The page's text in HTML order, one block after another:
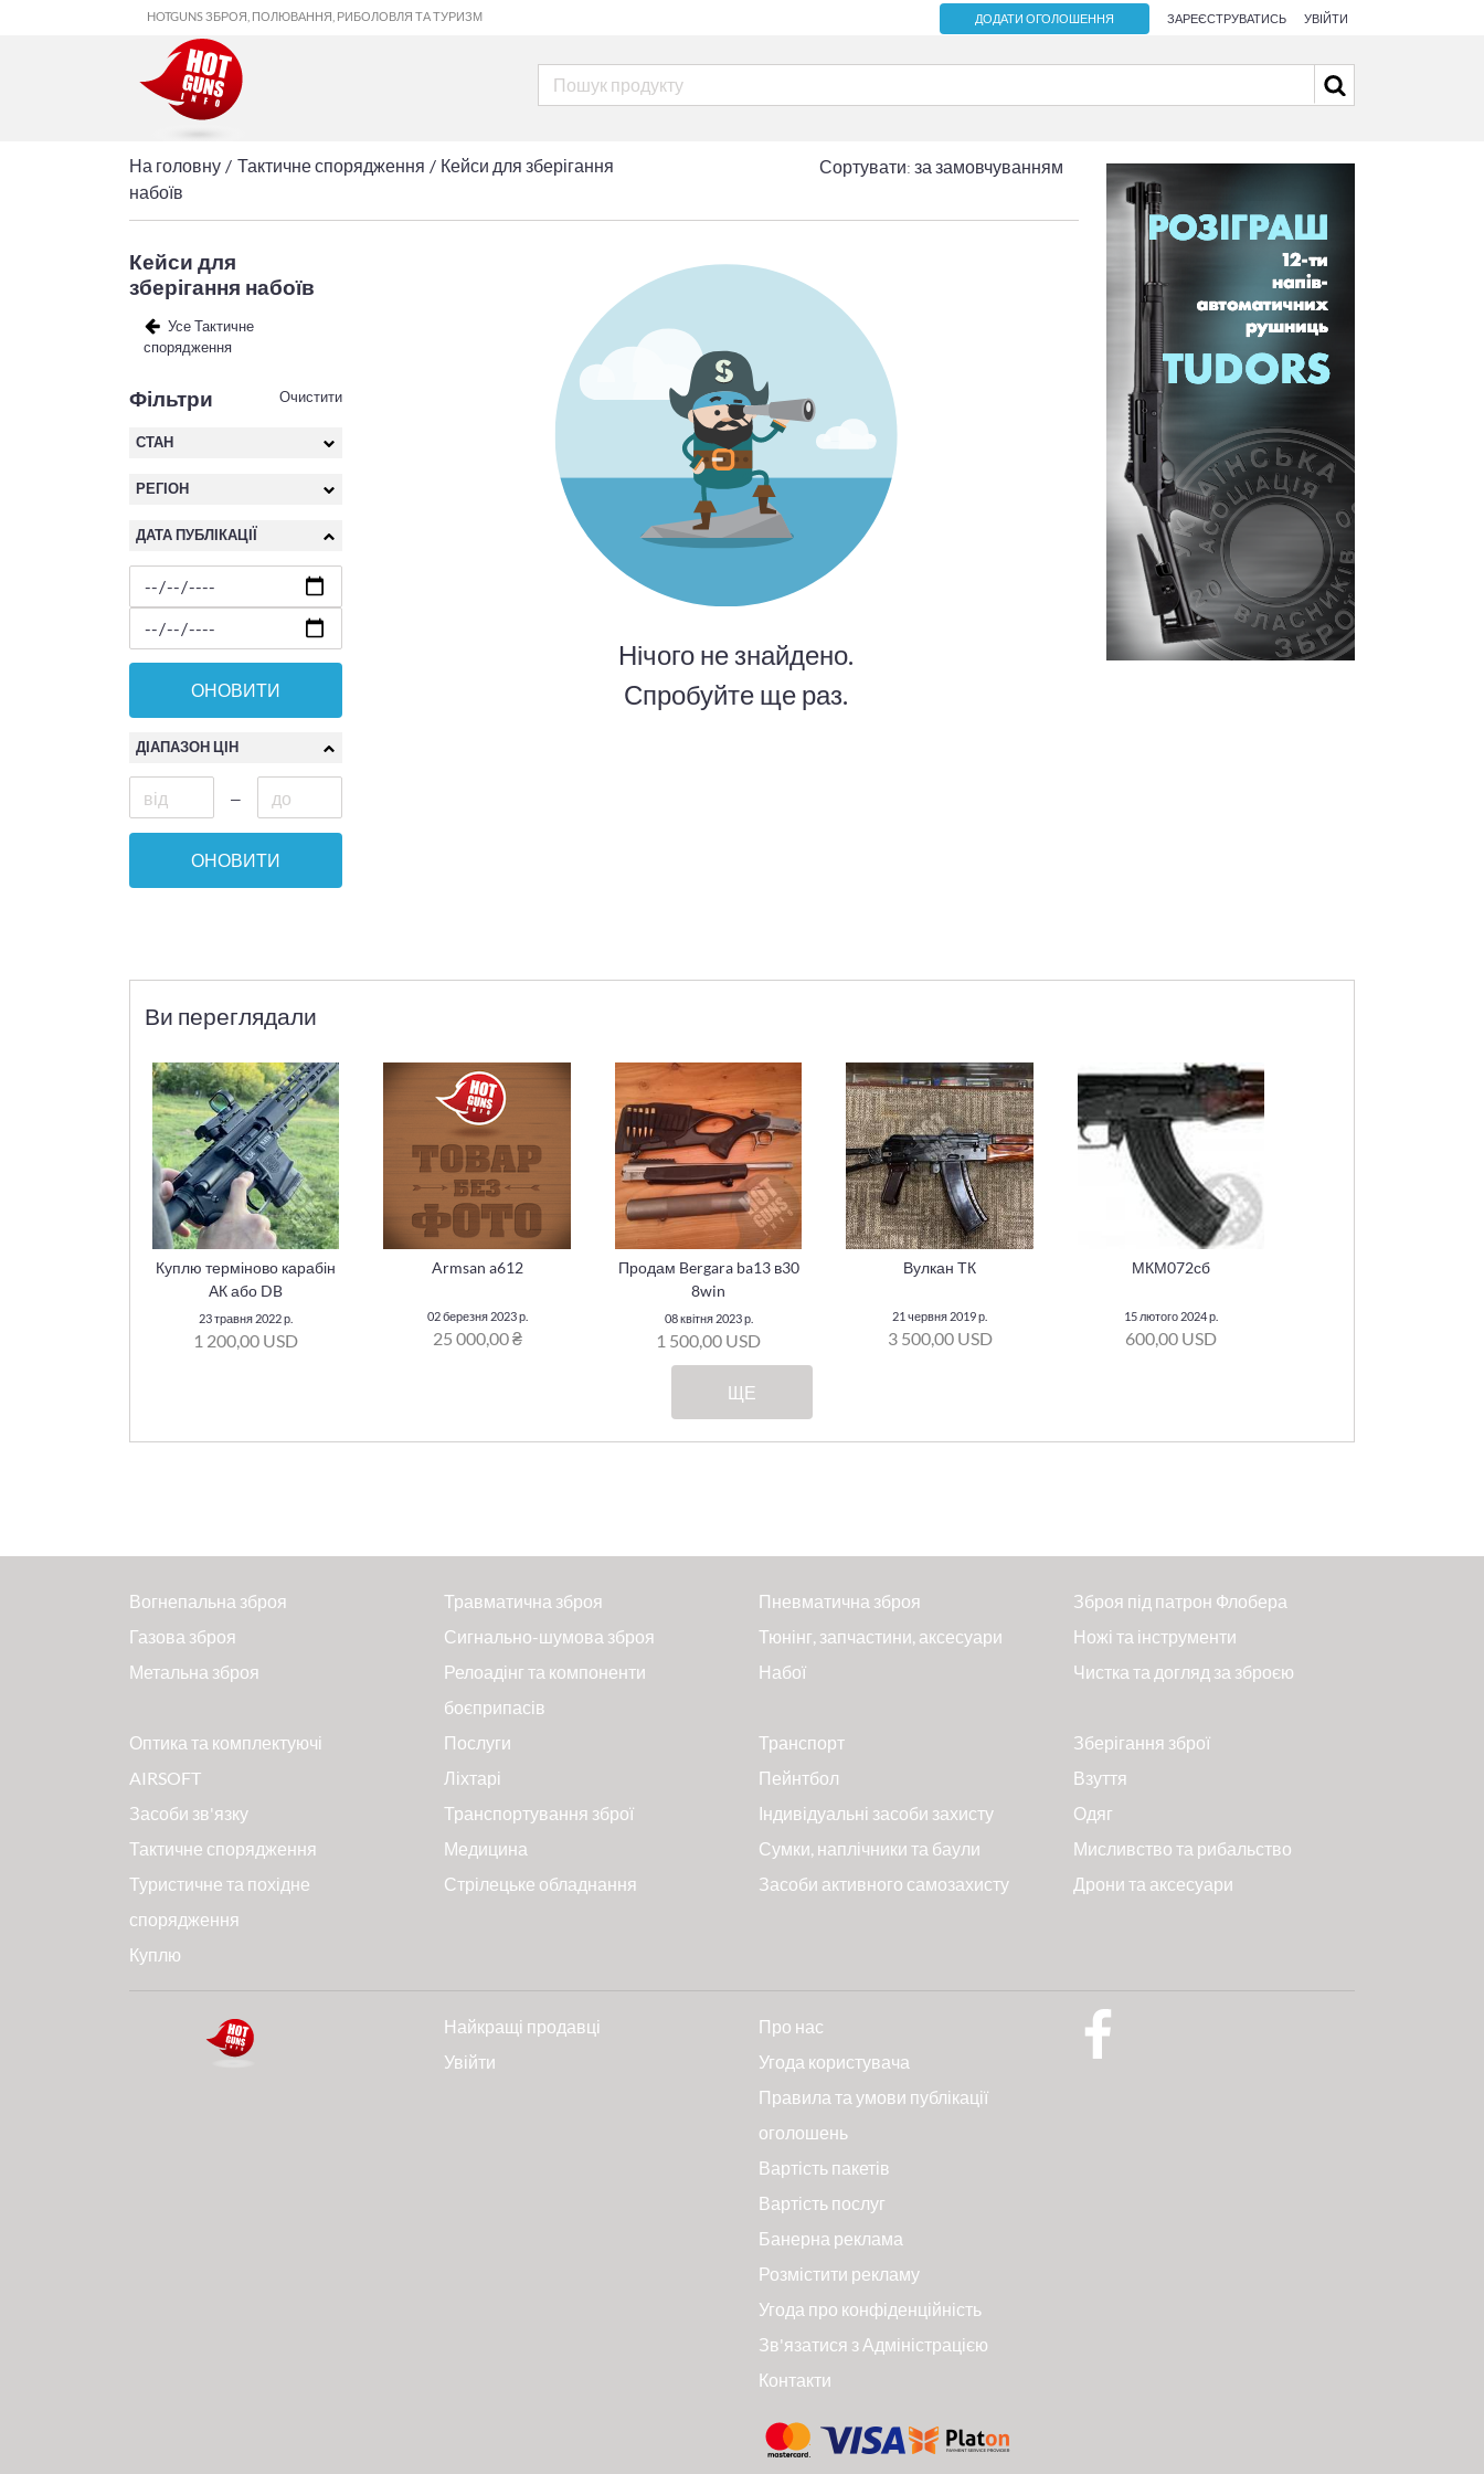
HOTGUNS ЗБРОЯ, ПОЛЮВАННЯ, РИБОЛОВЛЯ ТА ТУРИЗМ ДОДАТИ ОГОЛОШЕННЯ ЗАРЕЄСТРУВАТИСЬ УВІЙТИ
На головну Тактичне спорядження
Кейси для зберігання
набоїв
Сортувати: за замовчуванням
Кейси для
зберігання набоїв
Усе Тактичне
спорядження
Фільтри Очистити
СТАН
РЕГІОН
ДАТА ПУБЛІКАЦІЇ
ОНОВИТИ
ДІАПАЗОН ЦІН
—
ОНОВИТИ
Нічого не знайдено.
Спробуйте ще раз.
Ви переглядали
Куплю терміново карабін
АК або DB
23 травня 2022 р.
1 200,00 USD
Armsan a612
02 березня 2023 р.
25 000,00 ₴
Продам Bergara ba13 в30
8win
08 квітня 2023 р.
1 500,00 USD
Вулкан ТК
21 червня 2019 р.
3 500,00 USD
МКМ072сб
15 лютого 2024 р.
600,00 USD
ЩЕ
Вогнепальна зброя Травматична зброя Пневматична зброя
Зброя під патрон Флобера
Газова зброя
Сигнально-шумова зброя Тюнінг, запчастини, аксесуари
Ножі та інструменти
Метальна зброя
Релоадінг та компоненти
боєприпасів
Набої Чистка та догляд за зброєю
Оптика та комплектуючі Послуги Транспорт
Зберігання зброї
AIRSOFT
Ліхтарі Пейнтбол
Взуття
Засоби зв'язку
Транспортування зброї Індивідуальні засоби захисту
Одяг
Тактичне спорядження
Медицина Сумки, наплічники та баули
Мисливство та рибальство
Туристичне та похідне
спорядження
Стрілецьке обладнання Засоби активного самозахисту Дрони та аксесуари
Куплю
Найкращі продавці
Увійти
Про нас
Угода користувача
Правила та умови публікації
оголошень
Вартість пакетів
Вартість послуг
Банерна реклама
Розмістити рекламу
Угода про конфіденційність
Зв'язатися з Адміністрацією
Контакти